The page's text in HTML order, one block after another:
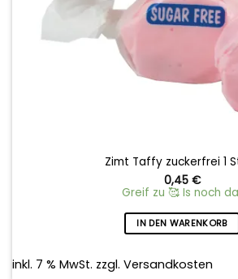
Zimt Taffy zuckerfrei 1
0,45 €
Greif zu 🥰 Is noch
IN DEN WARENKORB
inkl. 7 % MwSt. zzgl. Versandkosten